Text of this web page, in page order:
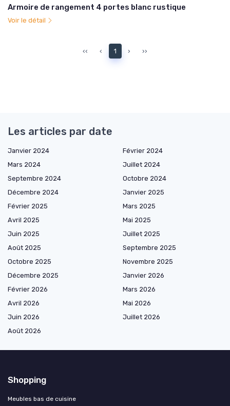
Armoire de rangement 4 portes blanc rustique
Voir le détail
‹‹ ‹ 1 › ››
Les articles par date
Janvier 2024
Février 2024
Mars 2024
Juillet 2024
Septembre 2024
Octobre 2024
Décembre 2024
Janvier 2025
Février 2025
Mars 2025
Avril 2025
Mai 2025
Juin 2025
Juillet 2025
Août 2025
Septembre 2025
Octobre 2025
Novembre 2025
Décembre 2025
Janvier 2026
Février 2026
Mars 2026
Avril 2026
Mai 2026
Juin 2026
Juillet 2026
Août 2026
Shopping
Meubles bas de cuisine